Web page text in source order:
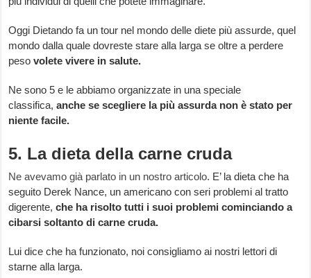
Oggi Dietando fa un tour nel mondo delle diete più assurde, quel
mondo dalla quale dovreste stare alla larga se oltre a perdere
pesovolete vivere in salute.
Ne sono 5 e le abbiamo organizzate in una speciale
classifica,anche se scegliere la più assurda non è stato per
niente facile.
5. La dieta della carne cruda
Ne avevamo già parlato in un nostro articolo. E’ la dieta che ha
seguito Derek Nance, un americano con seri problemi al tratto
digerente,che ha risolto tutti i suoi problemi cominciando a
cibarsi soltanto di carne cruda.
Lui dice che ha funzionato, noi consigliamo ai nostri lettori di
starne alla larga.